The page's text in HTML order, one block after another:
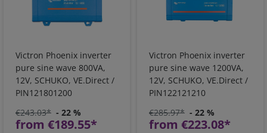
Victron Phoenix inverter
pure sine wave 800VA,
12V, SCHUKO, VE.Direct /
PIN121801200
€243.03* - 22 %
from €189.55*
Victron Phoenix inverter
pure sine wave 1200VA,
12V, SCHUKO, VE.Direct /
PIN122121210
€285.97* - 22 %
from €223.08*